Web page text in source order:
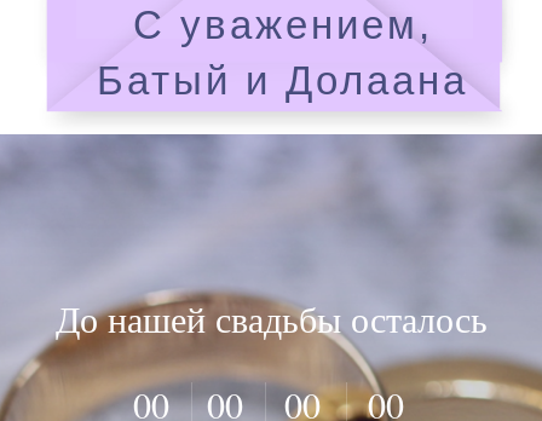
С уважением,
Батый и Долаана
До нашей свадьбы осталось
00
00 00 00